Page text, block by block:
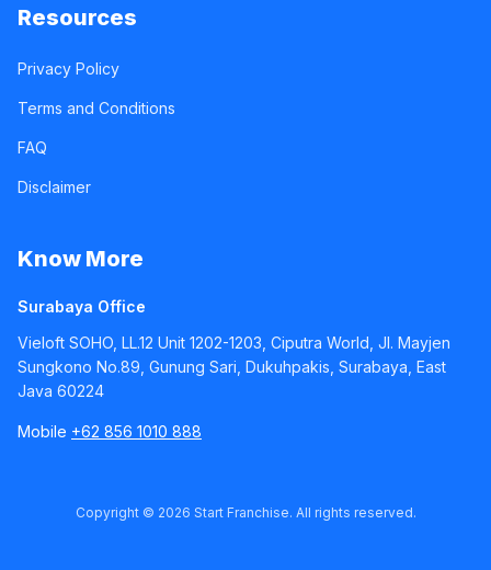
Resources
Privacy Policy
Terms and Conditions
FAQ
Disclaimer
Know More
Surabaya Office
Vieloft SOHO, LL.12 Unit 1202-1203, Ciputra World, Jl. Mayjen
Sungkono No.89, Gunung Sari, Dukuhpakis, Surabaya, East
Java 60224
Mobile +62 856 1010 888
Copyright © 2026 Start Franchise. All rights reserved.